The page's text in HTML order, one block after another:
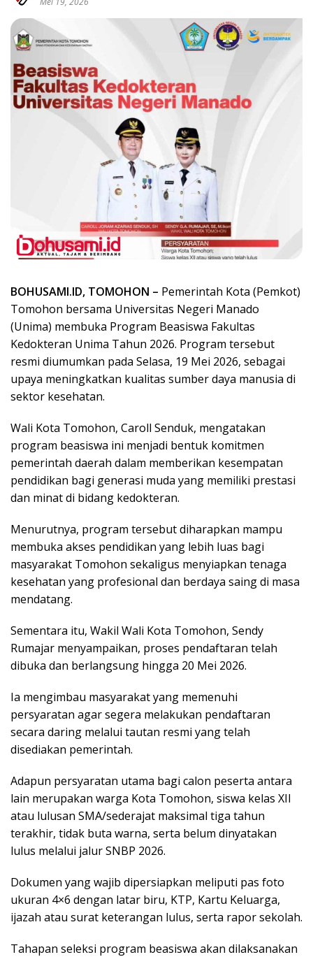
BOHUSAMI.ID, TOMOHON – Pemerintah Kota (Pemkot)
Tomohon bersama Universitas Negeri Manado
(Unima) membuka Program Beasiswa Fakultas
Kedokteran Unima Tahun 2026. Program tersebut
resmi diumumkan pada Selasa, 19 Mei 2026, sebagai
upaya meningkatkan kualitas sumber daya manusia di
sektor kesehatan.
Wali Kota Tomohon, Caroll Senduk, mengatakan
program beasiswa ini menjadi bentuk komitmen
pemerintah daerah dalam memberikan kesempatan
pendidikan bagi generasi muda yang memiliki prestasi
dan minat di bidang kedokteran.
Menurutnya, program tersebut diharapkan mampu
membuka akses pendidikan yang lebih luas bagi
masyarakat Tomohon sekaligus menyiapkan tenaga
kesehatan yang profesional dan berdaya saing di masa
mendatang.
Sementara itu, Wakil Wali Kota Tomohon, Sendy
Rumajar menyampaikan, proses pendaftaran telah
dibuka dan berlangsung hingga 20 Mei 2026.
Ia mengimbau masyarakat yang memenuhi
persyaratan agar segera melakukan pendaftaran
secara daring melalui tautan resmi yang telah
disediakan pemerintah.
Adapun persyaratan utama bagi calon peserta antara
lain merupakan warga Kota Tomohon, siswa kelas XII
atau lulusan SMA/sederajat maksimal tiga tahun
terakhir, tidak buta warna, serta belum dinyatakan
lulus melalui jalur SNBP 2026.
Dokumen yang wajib dipersiapkan meliputi pas foto
ukuran 4×6 dengan latar biru, KTP, Kartu Keluarga,
ijazah atau surat keterangan lulus, serta rapor sekolah.
Tahapan seleksi program beasiswa akan dilaksanakan